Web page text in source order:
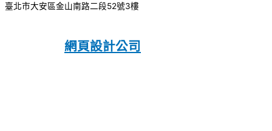
臺北市大安區金山南路二段52號3樓
網頁設計公司